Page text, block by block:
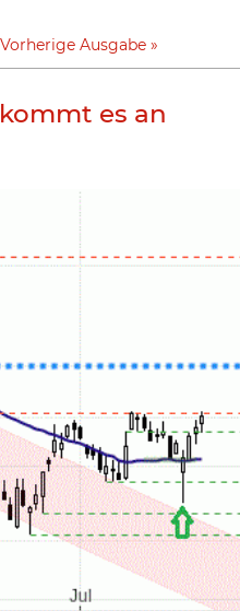
Vorherige Ausgabe
es an